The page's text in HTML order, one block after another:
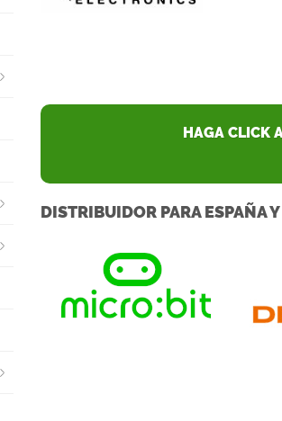
HAGA CLICK
DISTRIBUIDOR PARA ESPAÑA